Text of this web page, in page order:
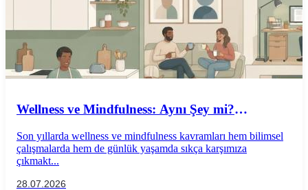
Wellness ve Mindfulness: Aynı Şey mi?
Son yıllarda wellness ve mindfulness kavramları hem bilimsel
çalışmalarda hem de günlük yaşamda sıkça karşımıza
çıkmakt...
28.07.2026